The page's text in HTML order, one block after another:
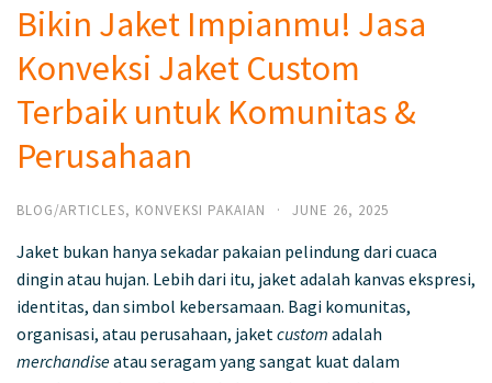
Bikin Jaket Impianmu! Jasa
Konveksi Jaket Custom
Terbaik untuk Komunitas &
Perusahaan
BLOG/ARTICLES, KONVEKSI PAKAIAN · JUNE 26, 2025
Jaket bukan hanya sekadar pakaian pelindung dari cuaca
dingin atau hujan. Lebih dari itu, jaket adalah kanvas ekspresi,
identitas, dan simbol kebersamaan. Bagi komunitas,
organisasi, atau perusahaan, jaket custom adalah
merchandiseatau seragam yang sangat kuat dalam